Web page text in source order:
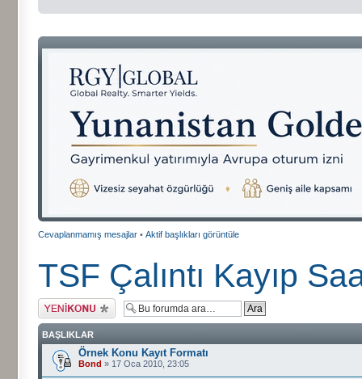
Cevaplanmamış mesajlar • Aktif başlıkları görüntüle
TSF Çalıntı Kayıp
Yeni bir başlık
gönder
BAŞLIKLAR
Örnek Konu Kayıt Formatı
Bond » 17 Oca 2010, 23:05